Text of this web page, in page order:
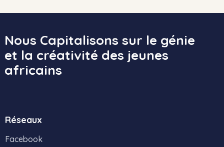
Nous Capitalisons sur le génie
et la créativité des jeunes
africains
Réseaux
Facebook